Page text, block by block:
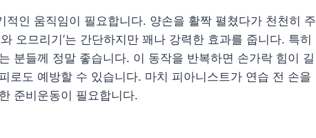
적인 움직임이 필요합니다. 양손을 활짝 펼쳤다가 천천히 주
오므리기’는 간단하지만 꽤나 강력한 효과를 줍니다. 특히
분들께 정말 좋습니다. 이 동작을 반복하면 손가락 힘이 길
로도 예방할 수 있습니다. 마치 피아니스트가 연습 전 손을
준비운동이 필요합니다.